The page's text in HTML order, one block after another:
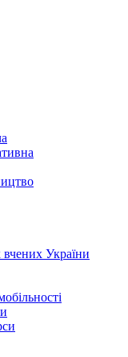
вчених України